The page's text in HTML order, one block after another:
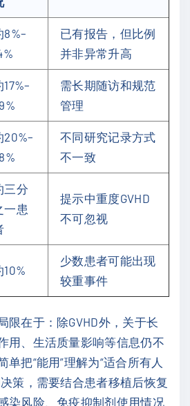
8%–
已有报告，但比例
并非异常升高
17%–
需长期随访和规范
管理
20%–
不同研究记录方式
不一致
三分
一患
提示中重度GVHD
不可忽视
10%
少数患者可能出现
较重事件
限在于：除GVHD外，关于长
用、生活质量影响等信息仍不
把“能用”理解为“适合所有人
策，需要结合患者移植后恢复
染风险、免疫抑制剂使用情况